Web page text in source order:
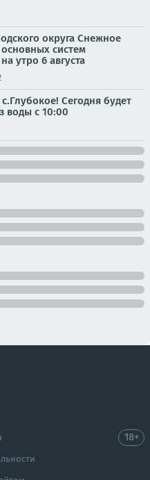
округа Снежное
систем
утро 6 августа
Сегодня будет
воды с 10:00
18+